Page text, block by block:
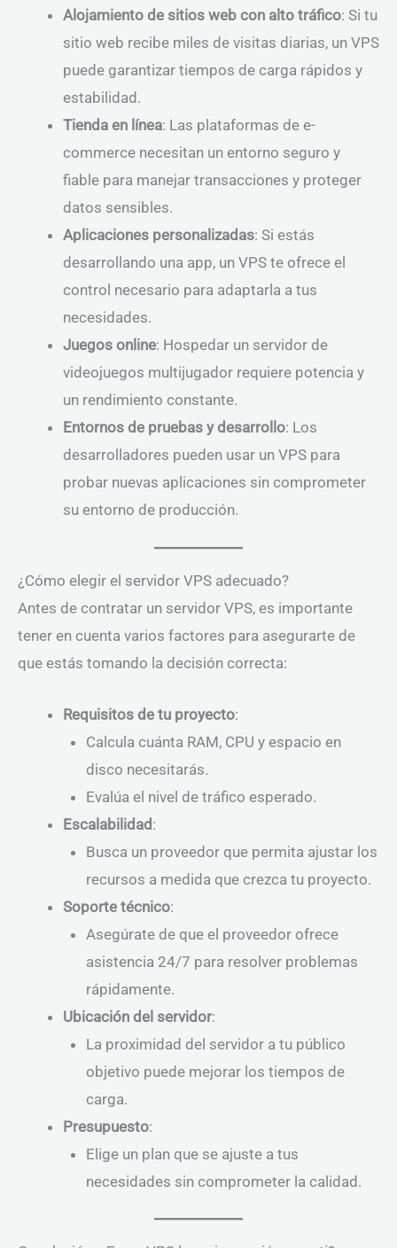
Alojamiento de sitios web con alto tráfico: Si tu
sitio web recibe miles de visitas diarias, un VPS
puede garantizar tiempos de carga rápidos y
estabilidad.
Tienda en línea: Las plataformas de e-
commerce necesitan un entorno seguro y
fiable para manejar transacciones y proteger
datos sensibles.
Aplicaciones personalizadas: Si estás
desarrollando una app, un VPS te ofrece el
control necesario para adaptarla a tus
necesidades.
Juegos online: Hospedar un servidor de
videojuegos multijugador requiere potencia y
un rendimiento constante.
Entornos de pruebas y desarrollo: Los
desarrolladores pueden usar un VPS para
probar nuevas aplicaciones sin comprometer
su entorno de producción.
¿Cómo elegir el servidor VPS adecuado?
Antes de contratar un servidor VPS, es importante
tener en cuenta varios factores para asegurarte de
que estás tomando la decisión correcta:
Requisitos de tu proyecto:
Calcula cuánta RAM, CPU y espacio en
disco necesitarás.
Evalúa el nivel de tráfico esperado.
Escalabilidad:
Busca un proveedor que permita ajustar los
recursos a medida que crezca tu proyecto.
Soporte técnico:
Asegúrate de que el proveedor ofrece
asistencia 24/7 para resolver problemas
rápidamente.
Ubicación del servidor:
La proximidad del servidor a tu público
objetivo puede mejorar los tiempos de
carga.
Presupuesto:
Elige un plan que se ajuste a tus
necesidades sin comprometer la calidad.